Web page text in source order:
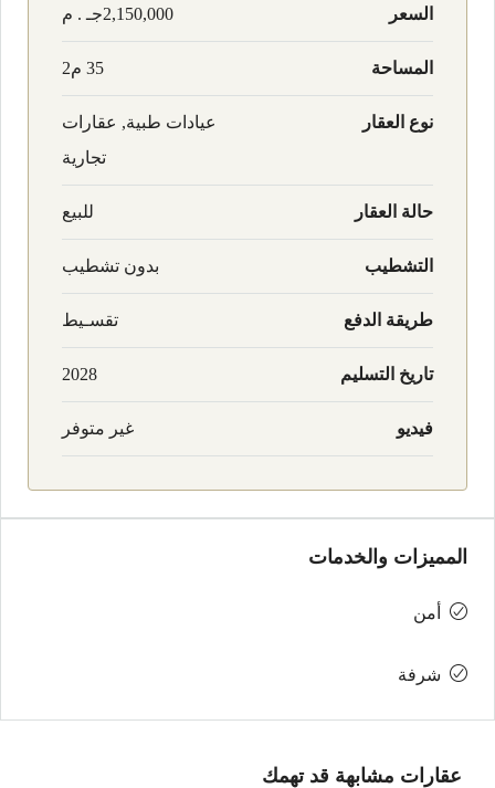
السعر 2,150,000جـ . م
المساحة 35 م2
نوع العقار
عيادات طبية, عقارات
تجارية
حالة العقار للبيع
التشطيب بدون تشطيب
طريقة الدفع تقسـيط
تاريخ التسليم 2028
فيديو غير متوفر
المميزات والخدمات
أمن
شرفة
عقارات مشابهة قد تهمك